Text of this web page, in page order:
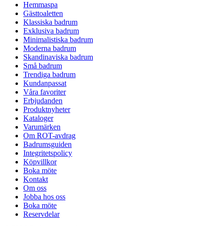
Hemmaspa
Gästtoaletten
Klassiska badrum
Exklusiva badrum
Minimalistiska badrum
Moderna badrum
Skandinaviska badrum
Små badrum
Trendiga badrum
Kundanpassat
Våra favoriter
Erbjudanden
Produktnyheter
Kataloger
Varumärken
Om ROT-avdrag
Badrumsguiden
Integritetspolicy
Köpvillkor
Boka möte
Kontakt
Om oss
Jobba hos oss
Boka möte
Reservdelar